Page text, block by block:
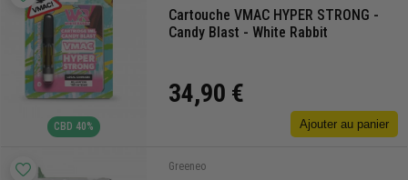
CBD 40%
Cartouche VMAC HYPER STRONG -
Candy Blast - White Rabbit
34,90 €
Ajouter au panier
Greeneo